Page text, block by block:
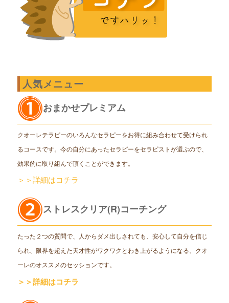
人気メニュー
おまかせプレミアム
クオーレテラピーのいろんなセラピーをお得に組み合わせて受けられ
るコースです。今の自分にあったセラピーをセラピストが選ぶので、
効果的に取り組んで頂くことができます。
＞＞詳細はコチラ
ストレスクリア(R)コーチング
たった２つの質問で、人からダメ出しされても、安心して自分を信じ
られ、限界を超えた天才性がワクワクとわき上がるようになる、クオ
ーレのオススメのセッションです。
＞＞詳細はコチラ